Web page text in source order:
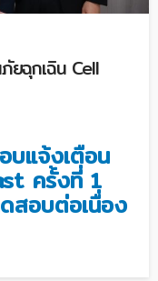
ยฉุกเฉิน Cell
แจ้งเตือน
ครั้งที่ 1
สอบต่อเนื่อง